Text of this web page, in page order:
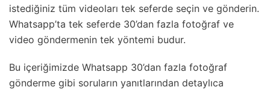
istediğiniz tüm videoları tek seferde seçin ve gönderin.
Whatsapp’ta tek seferde 30’dan fazla fotoğraf ve
video göndermenin tek yöntemi budur.
Bu içeriğimizde Whatsapp 30’dan fazla fotoğraf
gönderme gibi soruların yanıtlarından detaylıca